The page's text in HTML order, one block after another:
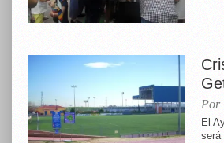
Por
El
será